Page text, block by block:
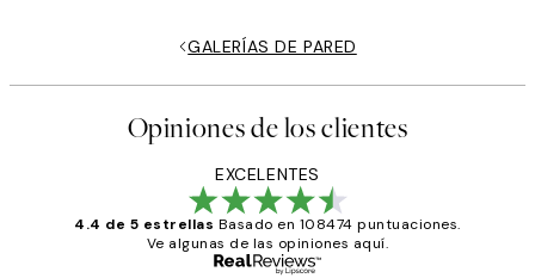
GALERÍAS DE PARED
Opiniones de los clientes
EXCELENTES
4.4 de 5 estrellas Basado en 108474 puntuaciones.
Ve algunas de las opiniones aquí.